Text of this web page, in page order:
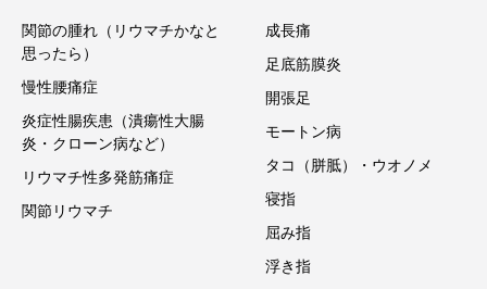
関節の腫れ（リウマチかなと
思ったら）
慢性腰痛症
炎症性腸疾患（潰瘍性大腸
炎・クローン病など）
リウマチ性多発筋痛症
関節リウマチ
成長痛
足底筋膜炎
開張足
モートン病
タコ（胼胝）・ウオノメ
寝指
屈み指
浮き指